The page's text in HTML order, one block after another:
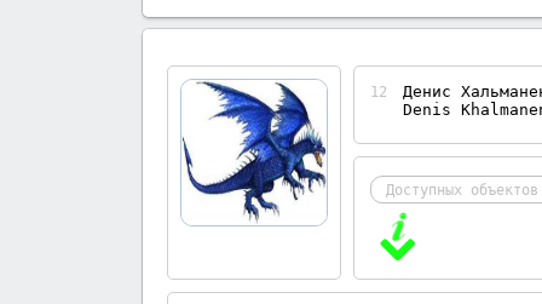
12
Денис
Denis
Доступных объектов